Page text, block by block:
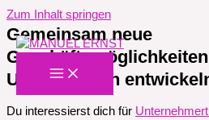
Zum Inhalt springen
Gemeinsam neue
Unternehmen
Du interessierst dich für